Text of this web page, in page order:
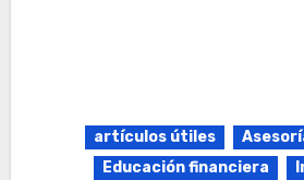
artículos útiles
Educación financiera